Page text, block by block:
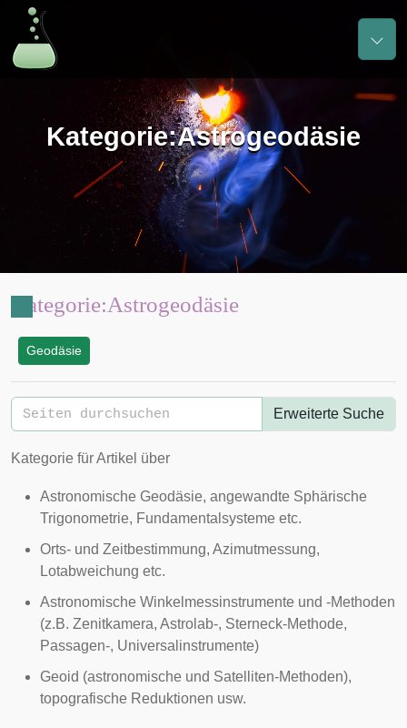
Kategorie:Astrogeodäsie
Kategorie:Astrogeodäsie
Geodäsie
Erweiterte Suche
Kategorie für Artikel über
Astronomische Geodäsie, angewandte Sphärische
Trigonometrie, Fundamentalsysteme etc.
Orts- und Zeitbestimmung, Azimutmessung,
Lotabweichung etc.
Astronomische Winkelmessinstrumente und -Methoden
(z.B. Zenitkamera, Astrolab-, Sterneck-Methode,
Passagen-, Universalinstrumente)
Geoid (astronomische und Satelliten-Methoden),
topografische Reduktionen usw.